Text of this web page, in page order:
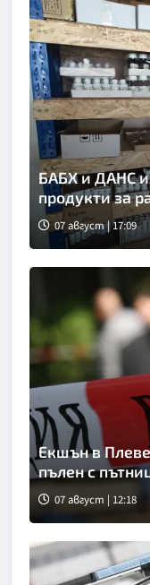
БАБХ и ДАНС
продукти за
07 август | 17:09
Екшън в
пълен с
07 август | 12:18